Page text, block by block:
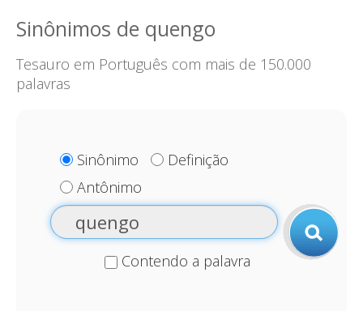
Sinônimos de quengo
Tesauro em Português com mais de 150.000
palavras
Sinônimo
Definição
Antônimo
Contendo a palavra